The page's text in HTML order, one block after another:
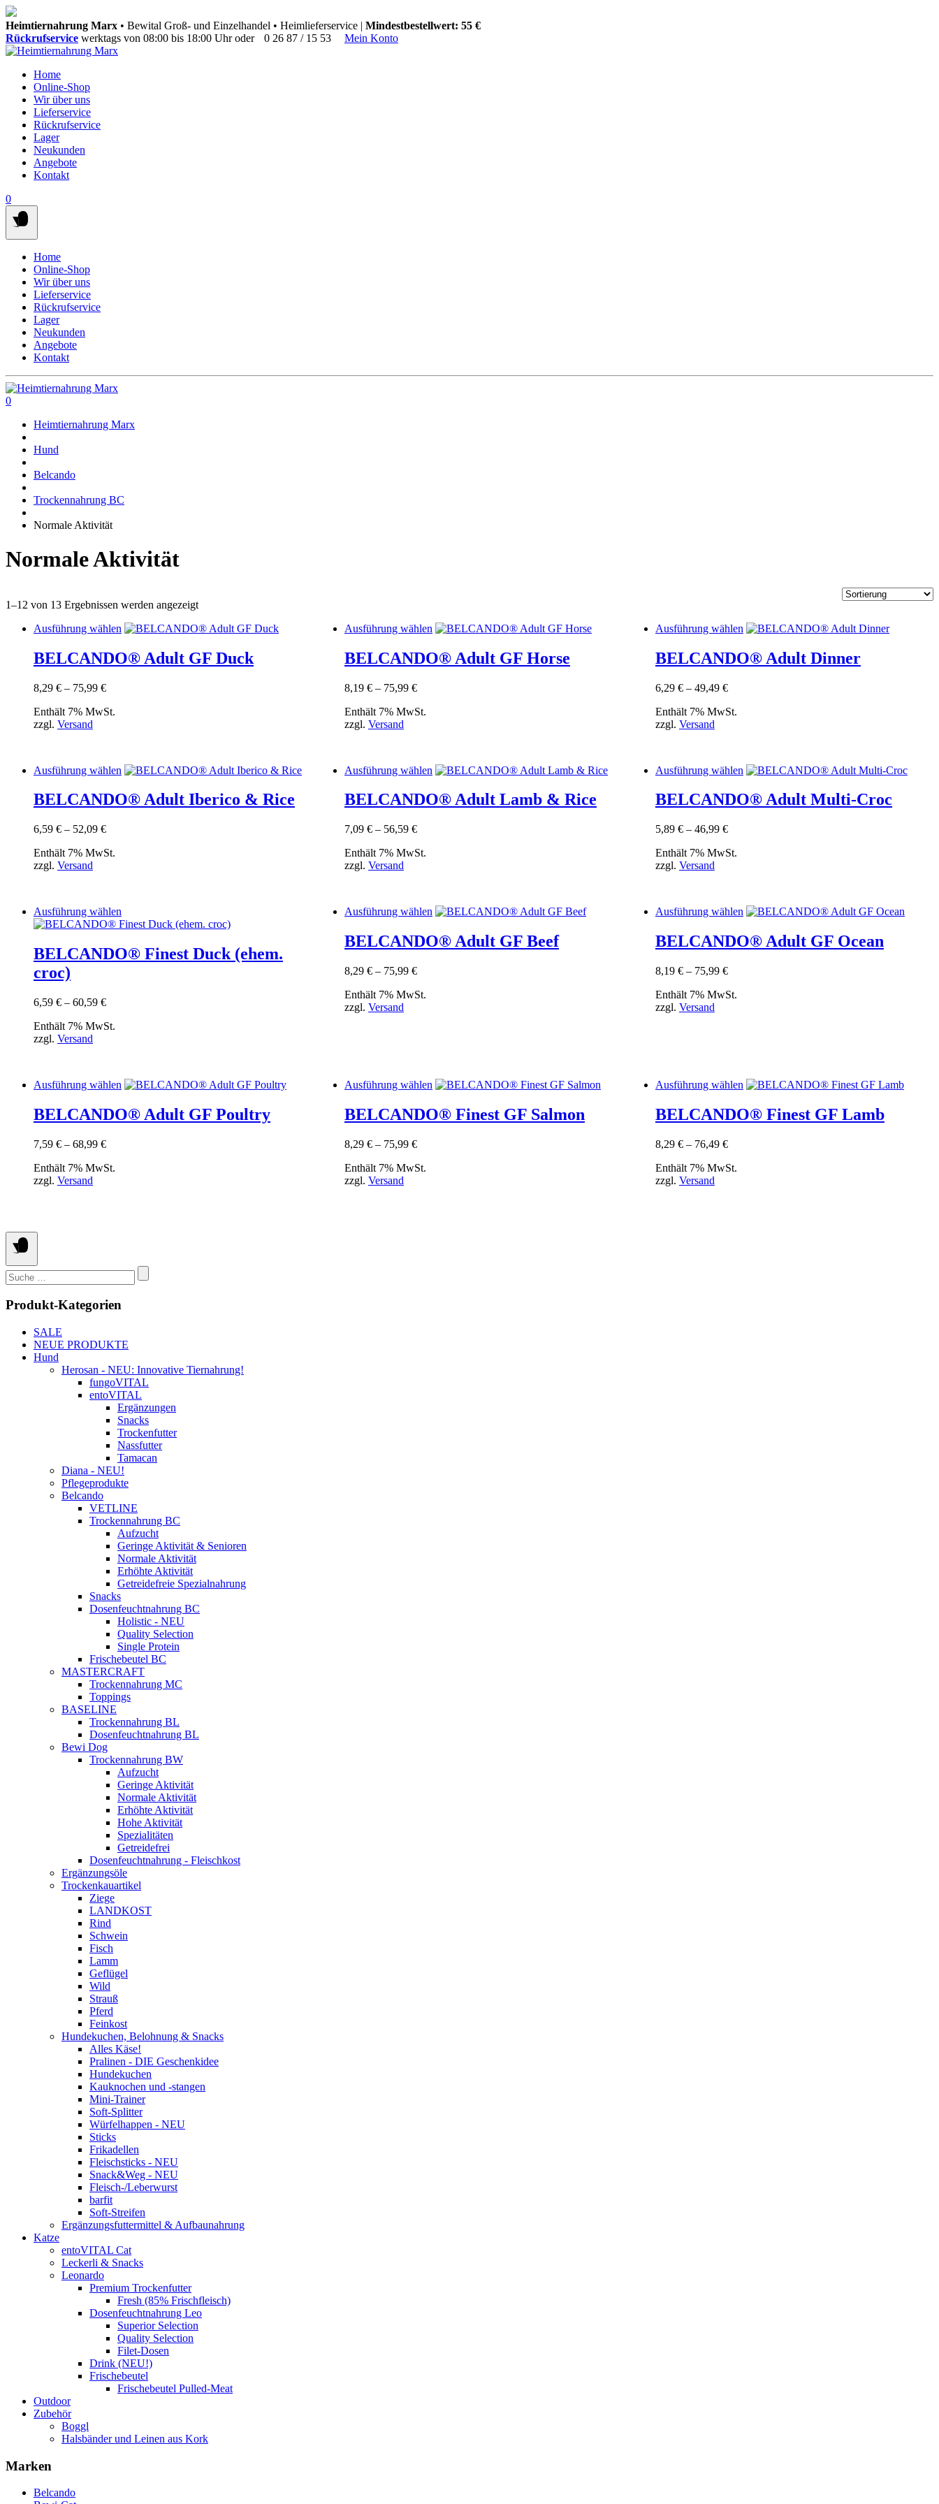
Springen
Sie
zum
Heimtiernahrung Marx • Bewital Groß- und Einzelhandel • Heimlieferservice | Mindestbestellwert: 55 €
Rückrufservice werktags von 08:00 bis 18:00 Uhr oder 0 26 87 / 15 53 Mein Konto
Home
Online-Shop
Wir über uns
Lieferservice
Rückrufservice
Lager
Neukunden
Angebote
Kontakt
0
Home
Online-Shop
Wir über uns
Lieferservice
Rückrufservice
Lager
Neukunden
Angebote
Kontakt
0
Heimtiernahrung Marx
Hund
Belcando
Trockennahrung BC
Normale Aktivität
Normale Aktivität
1–12 von 13 Ergebnissen werden angezeigt
Ausführung wählen Dieses
weist
mehrere
Produktseite
gewählt
werden
BELCANDO® Adult GF Duck
8,29 € – 75,99 €Preisspanne:
bis
Enthält 7% MwSt.
zzgl. Versand
Ausführung wählen Dieses
weist
mehrere
Produktseite
gewählt
werden
BELCANDO® Adult GF Horse
8,19 € – 75,99 €Preisspanne:
bis
Enthält 7% MwSt.
zzgl. Versand
Ausführung wählen Dieses
weist
mehrere
Produktseite
gewählt
werden
BELCANDO® Adult Dinner
6,29 € – 49,49 €Preisspanne:
bis
Enthält 7% MwSt.
zzgl. Versand
Ausführung wählen Dieses
weist
mehrere
gewählt
werden
BELCANDO® Adult Iberico & Rice
6,59 € – 52,09 €Preisspanne:
bis
Enthält 7% MwSt.
zzgl. Versand
Ausführung wählen Dieses
weist
mehrere
Produktseite
gewählt
werden
BELCANDO® Adult Lamb & Rice
7,09 € – 56,59 €Preisspanne:
bis
Enthält 7% MwSt.
zzgl. Versand
Ausführung wählen Dieses
weist
mehrere
Produktseite
gewählt
werden
BELCANDO® Adult Multi-Croc
5,89 € – 46,99 €Preisspanne:
bis
Enthält 7% MwSt.
zzgl. Versand
Ausführung wählen
Produkt
mehrere
Varianten
BELCANDO® Finest Duck (ehem.
croc)
6,59 € – 60,59 €Preisspanne:
bis
Enthält 7% MwSt.
zzgl. Versand
Ausführung wählen Dieses
weist
mehrere
BELCANDO® Adult GF Beef
8,29 € – 75,99 €Preisspanne:
bis
Enthält 7% MwSt.
zzgl. Versand
Ausführung wählen Dieses
weist
mehrere
BELCANDO® Adult GF Ocean
8,19 € – 75,99 €Preisspanne:
bis
Enthält 7% MwSt.
zzgl. Versand
Ausführung wählen Dieses
weist
mehrere
BELCANDO® Adult GF Poultry
7,59 € – 68,99 €Preisspanne:
bis
Enthält 7% MwSt.
zzgl. Versand
Ausführung wählen Dieses
weist
mehrere
BELCANDO® Finest GF Salmon
8,29 € – 75,99 €Preisspanne:
bis
Enthält 7% MwSt.
zzgl. Versand
Ausführung wählen Dieses
weist
mehrere
BELCANDO® Finest GF Lamb
8,29 € – 76,49 €Preisspanne:
bis
Enthält 7% MwSt.
zzgl. Versand
Suchen
nach:
Produkt-Kategorien
SALE
NEUE PRODUKTE
Hund
Herosan - NEU: Innovative Tiernahrung!
fungoVITAL
entoVITAL
Ergänzungen
Snacks
Trockenfutter
Nassfutter
Tamacan
Diana - NEU!
Pflegeprodukte
Belcando
VETLINE
Trockennahrung BC
Aufzucht
Geringe Aktivität & Senioren
Normale Aktivität
Erhöhte Aktivität
Getreidefreie Spezialnahrung
Snacks
Dosenfeuchtnahrung BC
Holistic - NEU
Quality Selection
Single Protein
Frischebeutel BC
MASTERCRAFT
Trockennahrung MC
Toppings
BASELINE
Trockennahrung BL
Dosenfeuchtnahrung BL
Bewi Dog
Trockennahrung BW
Aufzucht
Geringe Aktivität
Normale Aktivität
Erhöhte Aktivität
Hohe Aktivität
Spezialitäten
Getreidefrei
Dosenfeuchtnahrung - Fleischkost
Ergänzungsöle
Trockenkauartikel
Ziege
LANDKOST
Rind
Schwein
Fisch
Lamm
Geflügel
Wild
Strauß
Pferd
Feinkost
Hundekuchen, Belohnung & Snacks
Alles Käse!
Pralinen - DIE Geschenkidee
Hundekuchen
Kauknochen und -stangen
Mini-Trainer
Soft-Splitter
Würfelhappen - NEU
Sticks
Frikadellen
Fleischsticks - NEU
Snack&Weg - NEU
Fleisch-/Leberwurst
barfit
Soft-Streifen
Ergänzungsfuttermittel & Aufbaunahrung
Katze
entoVITAL Cat
Leckerli & Snacks
Leonardo
Premium Trockenfutter
Fresh (85% Frischfleisch)
Dosenfeuchtnahrung Leo
Superior Selection
Quality Selection
Filet-Dosen
Drink (NEU!)
Frischebeutel
Frischebeutel Pulled-Meat
Outdoor
Zubehör
Boggl
Halsbänder und Leinen aus Kork
Marken
Belcando